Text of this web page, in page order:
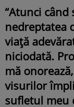
“Atunci
nedreptatea
viaţă
niciodată.
mă
visurilor
sufletul meu